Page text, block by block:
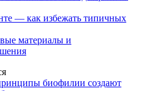
— как избежать типичных
материалы и